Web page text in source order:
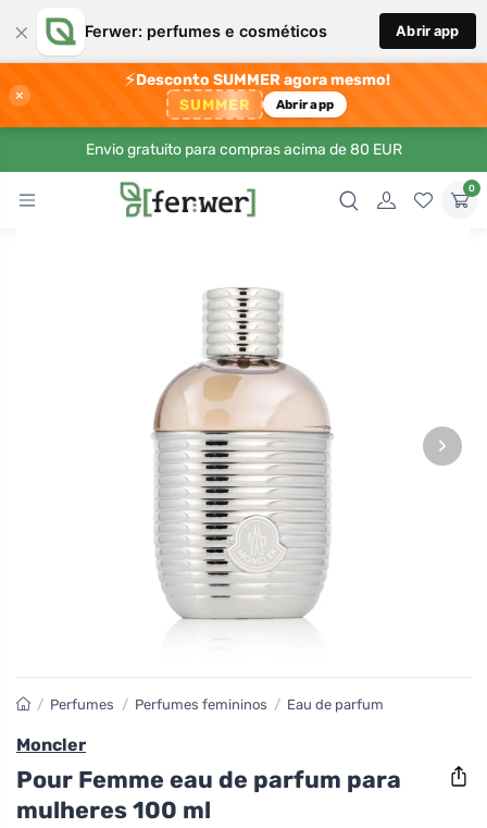
× Ferwer: perfumes e cosméticos Abrir app
×
⚡Desconto SUMMER agora mesmo!
SUMMER Abrir app
Envio gratuito para compras acima de 80 EUR
0
›
/ Perfumes / Perfumes femininos / Eau de parfum
Moncler
Pour Femme eau de parfum para
mulheres 100 ml